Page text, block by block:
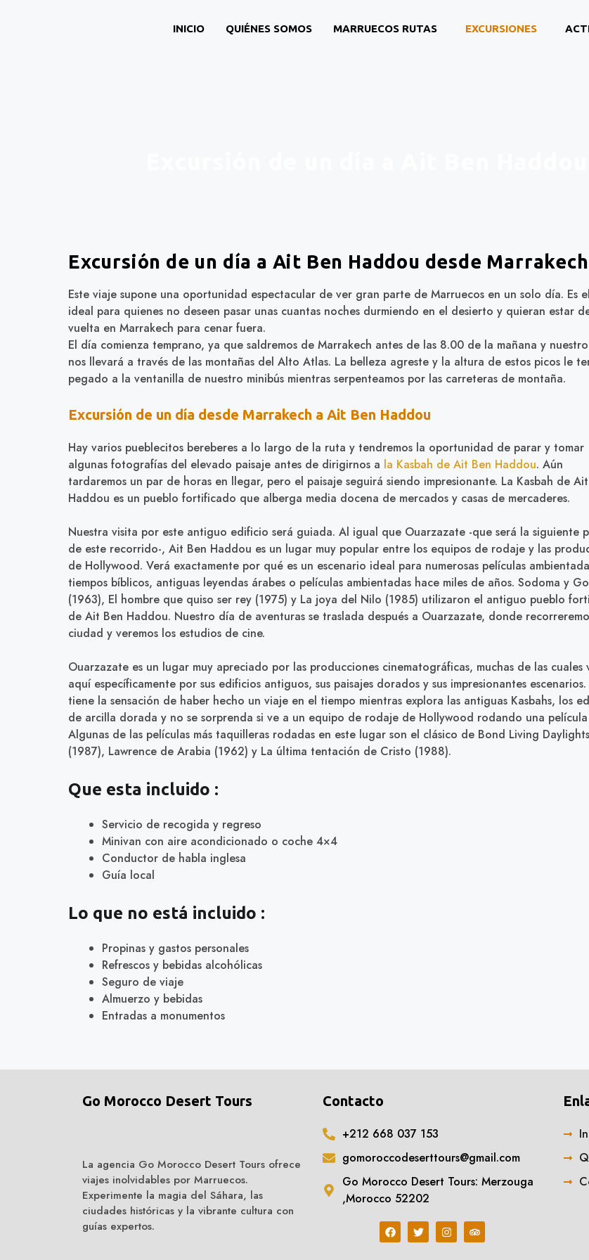
INICIO QUIÉNES SOMOS MARRUECOS RUTAS EXCURSIONES
Excursión de un día a Ait Ben Haddou desde Marrakech
Este viaje supone una oportunidad espectacular de ver gran parte de Marruecos en un solo día. Es
ideal para quienes no deseen pasar unas cuantas noches durmiendo en el desierto y quieran estar
vuelta en Marrakech para cenar fuera.
El día comienza temprano, ya que saldremos de Marrakech antes de las 8.00 de la mañana y
nos llevará a través de las montañas del Alto Atlas. La belleza agreste y la altura de estos picos le
pegado a la ventanilla de nuestro minibús mientras serpenteamos por las carreteras de montaña.
Excursión de un día desde Marrakech a Ait Ben Haddou
Hay varios pueblecitos bereberes a lo largo de la ruta y tendremos la oportunidad de parar y tomar
algunas fotografías del elevado paisaje antes de dirigirnos a la Kasbah de Ait Ben Haddou. Aún
tardaremos un par de horas en llegar, pero el paisaje seguirá siendo impresionante. La Kasbah de
Haddou es un pueblo fortificado que alberga media docena de mercados y casas de mercaderes.
Nuestra visita por este antiguo edificio será guiada. Al igual que Ouarzazate -que será la siguiente
de este recorrido-, Ait Ben Haddou es un lugar muy popular entre los equipos de rodaje y las
de Hollywood. Verá exactamente por qué es un escenario ideal para numerosas películas
tiempos bíblicos, antiguas leyendas árabes o películas ambientadas hace miles de años. Sodoma y
(1963), El hombre que quiso ser rey (1975) y La joya del Nilo (1985) utilizaron el antiguo pueblo
de Ait Ben Haddou. Nuestro día de aventuras se traslada después a Ouarzazate, donde
ciudad y veremos los estudios de cine.
Ouarzazate es un lugar muy apreciado por las producciones cinematográficas, muchas de las cuales
aquí específicamente por sus edificios antiguos, sus paisajes dorados y sus impresionantes escenarios.
tiene la sensación de haber hecho un viaje en el tiempo mientras explora las antiguas Kasbahs, los
de arcilla dorada y no se sorprenda si ve a un equipo de rodaje de Hollywood rodando una
Algunas de las películas más taquilleras rodadas en este lugar son el clásico de Bond Living Daylights
(1987), Lawrence de Arabia (1962) y La última tentación de Cristo (1988).
Que esta incluido :
Servicio de recogida y regreso
Minivan con aire acondicionado o coche 4×4
Conductor de habla inglesa
Guía local
Lo que no está incluido :
Propinas y gastos personales
Refrescos y bebidas alcohólicas
Seguro de viaje
Almuerzo y bebidas
Entradas a monumentos
Go Morocco Desert Tours
La agencia Go Morocco Desert Tours ofrece
viajes inolvidables por Marruecos.
Experimente la magia del Sáhara, las
ciudades históricas y la vibrante cultura con
guías expertos.
Contacto
+212 668 037 153
gomoroccodeserttours@gmail.com
Go Morocco Desert Tours: Merzouga
,Morocco 52202